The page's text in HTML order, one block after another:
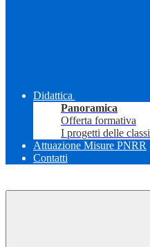
Didattica
Panoramica
Offerta formativa
I progetti delle classi
Attuazione Misure PNRR
Contatti